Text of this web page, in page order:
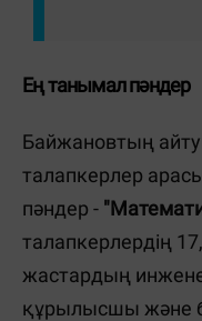
Ең танымал пәндер
Байжановтың
талапкерлер
пәндер -
талапкерлердің
жастардың
құрылысшы және